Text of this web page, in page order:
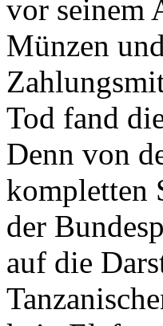
vor seinem
Münzen
Tod fand
Denn von
kompletten
der
auf die